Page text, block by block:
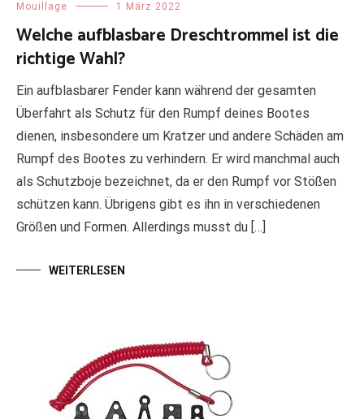
Mouillage 1 März 2022
Welche aufblasbare Dreschtrommel ist die
richtige Wahl?
Ein aufblasbarer Fender kann während der gesamten
Überfahrt als Schutz für den Rumpf deines Bootes
dienen, insbesondere um Kratzer und andere Schäden am
Rumpf des Bootes zu verhindern. Er wird manchmal auch
als Schutzboje bezeichnet, da er den Rumpf vor Stößen
schützen kann. Übrigens gibt es ihn in verschiedenen
Größen und Formen. Allerdings musst du […]
WEITERLESEN